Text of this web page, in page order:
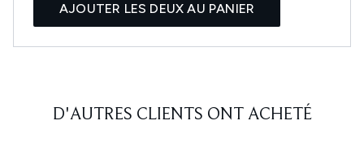
AJOUTER LES DEUX AU PANIER
D'AUTRES CLIENTS ONT ACHETÉ